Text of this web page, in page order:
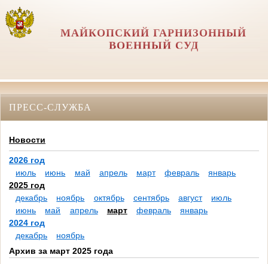
МАЙКОПСКИЙ ГАРНИЗОННЫЙ
ВОЕННЫЙ СУД
ПРЕСС-СЛУЖБА
Новости
2026 год
июль
июнь май апрель март февраль
январь
2025 год
декабрь
ноябрь октябрь сентябрь август
июль
июнь
май апрель март февраль
январь
2024 год
декабрь
ноябрь
Архив за март 2025 года